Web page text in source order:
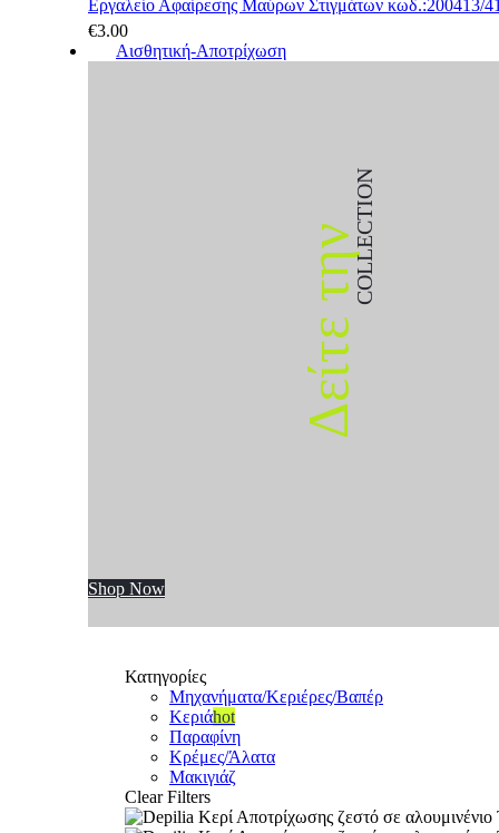
Εργαλείο Αφαίρεσης Μαύρων Στιγμάτων κωδ.:200413/
€3.00
Αισθητική-Αποτρίχωση
Δείτε τηνCOLLECTION
Shop Now
Κατηγορίες
Μηχανήματα/Κεριέρες/Βαπέρ
Κεριάhot
Παραφίνη
Κρέμες/Άλατα
Μακιγιάζ
Clear Filters